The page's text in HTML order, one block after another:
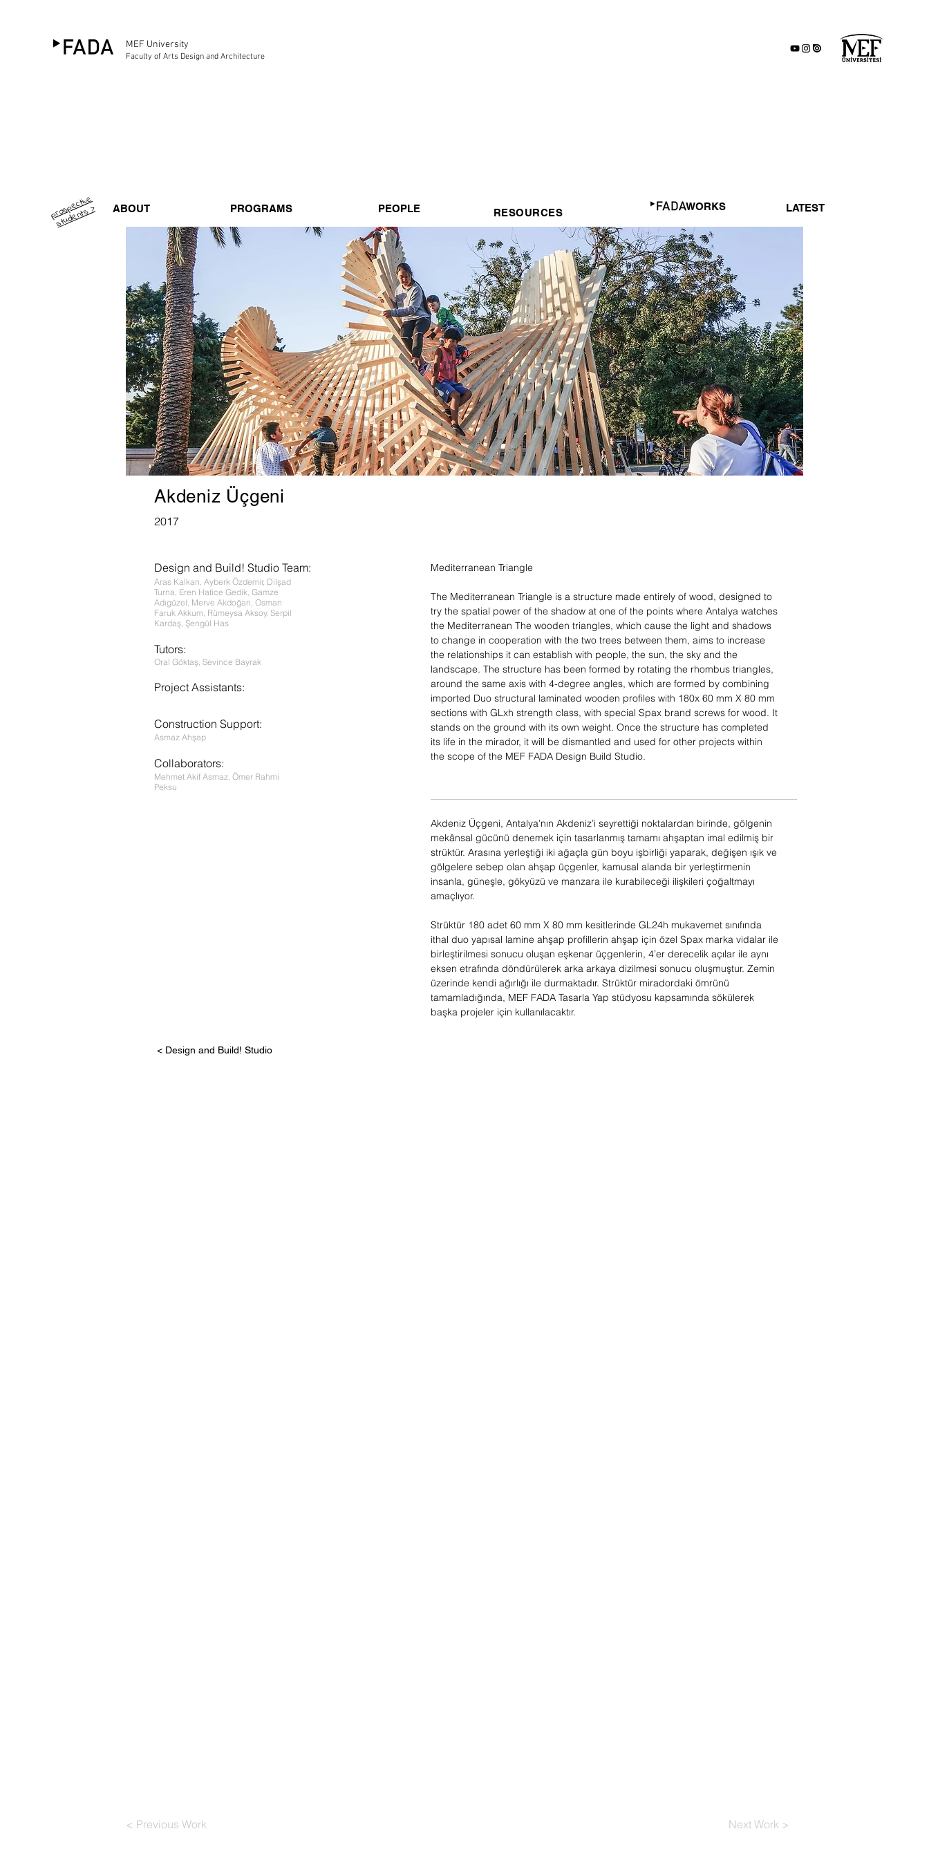
Akdeniz Üçgeni
2017
Design and Build! Studio Team:
Aras Kalkan, Ayberk Özdemir, Dilşad
Turna, Eren Hatice Gedik, Gamze
Adıgüzel, Merve Akdoğan, Osman
Faruk Akkum, Rümeysa Aksoy, Serpil
Kardaş, Şengül Has
Tutors:
Oral Göktaş, Sevince Bayrak
Project Assistants:
Construction Support:
Asmaz Ahşap
Collaborators:
Mehmet Akif Asmaz, Ömer Rahmi
Peksu
Mediterranean Triangle
The Mediterranean Triangle is a structure made entirely of wood, designed to
try the spatial power of the shadow at one of the points where Antalya watches
the Mediterranean The wooden triangles, which cause the light and shadows
to change in cooperation with the two trees between them, aims to increase
the relationships it can establish with people, the sun, the sky and the
landscape. The structure has been formed by rotating the rhombus triangles,
around the same axis with 4-degree angles, which are formed by combining
imported Duo structural laminated wooden profiles with 180x 60 mm X 80 mm
sections with GLxh strength class, with special Spax brand screws for wood. It
stands on the ground with its own weight. Once the structure has completed
its life in the mirador, it will be dismantled and used for other projects within
the scope of the MEF FADA Design Build Studio.
Akdeniz Üçgeni, Antalya’nın Akdeniz’i seyrettiği noktalardan birinde, gölgenin
mekânsal gücünü denemek için tasarlanmış tamamı ahşaptan imal edilmiş bir
strüktür. Arasına yerleştiği iki ağaçla gün boyu işbirliği yaparak, değişen ışık ve
gölgelere sebep olan ahşap üçgenler, kamusal alanda bir yerleştirmenin
insanla, güneşle, gökyüzü ve manzara ile kurabileceği ilişkileri çoğaltmayı
amaçlıyor.
Strüktür 180 adet 60 mm X 80 mm kesitlerinde GL24h mukavemet sınıfında
ithal duo yapısal lamine ahşap profillerin ahşap için özel Spax marka vidalar ile
birleştirilmesi sonucu oluşan eşkenar üçgenlerin, 4’er derecelik açılar ile aynı
eksen etrafında döndürülerek arka arkaya dizilmesi sonucu oluşmuştur. Zemin
üzerinde kendi ağırlığı ile durmaktadır. Strüktür miradordaki ömrünü
tamamladığında, MEF FADA Tasarla Yap stüdyosu kapsamında sökülerek
başka projeler için kullanılacaktır.
< Design and Build! Studio
< Previous Work Next Work >
PEOPLE WORKS
MEF University
Faculty of Arts Design and Architecture
ABOUT
pr
o
s
p
e
ctiv
e
st
u
d
e
nt
s > LATEST
PROGRAMS RESOURCES